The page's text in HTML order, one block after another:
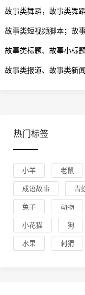
故事类舞蹈，故事类舞
故事类短视频脚本；故
故事类标题、故事小标
故事类报道、故事类新
热门标签
小羊 老鼠
成语故事 青
兔子 动物
小花猫 狗
水果 刺猬